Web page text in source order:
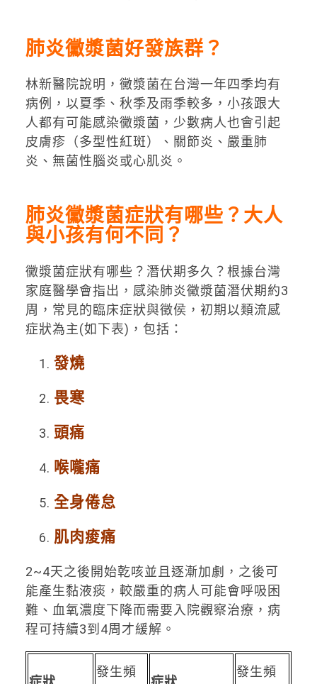
肺炎黴漿菌好發族群？
林新醫院說明，黴漿菌在台灣一年四季均有
病例，以夏季、秋季及雨季較多，小孩跟大
人都有可能感染黴漿菌，少數病人也會引起
皮膚疹（多型性紅斑）、關節炎、嚴重肺
炎、無菌性腦炎或心肌炎。
肺炎黴漿菌症狀有哪些？大人
與小孩有何不同？
黴漿菌症狀有哪些？潛伏期多久？根據台灣
家庭醫學會指出，感染肺炎黴漿菌潛伏期約3
周，常見的臨床症狀與徵侯，初期以類流感
症狀為主(如下表)，包括：
發燒
畏寒
頭痛
喉嚨痛
全身倦怠
肌肉痠痛
2~4天之後開始乾咳並且逐漸加劇，之後可
能產生黏液痰，較嚴重的病人可能會呼吸困
難、血氧濃度下降而需要入院觀察治療，病
程可持續3到4周才緩解。
發生頻 發生頻